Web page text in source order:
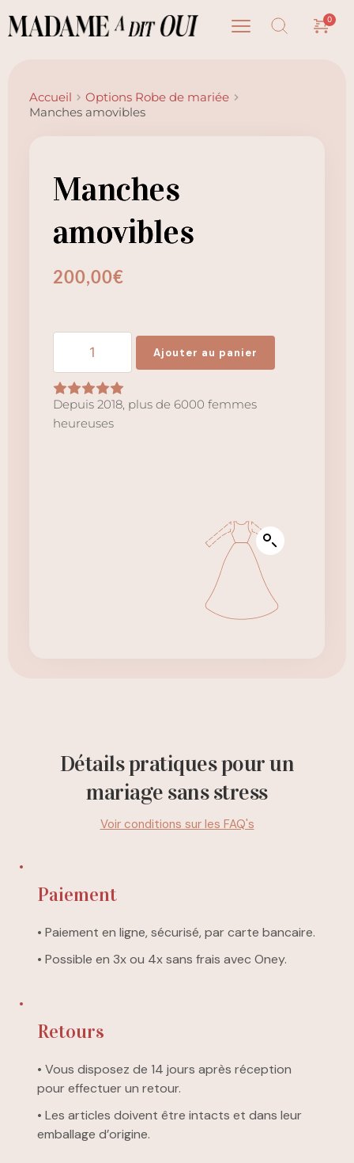
Accueil
Options Robe de mariée
Manches amovibles
Manches
amovibles
200,00€
Manches
amovibles
Ajouter au panier
Depuis 2018, plus de 6000 femmes
heureuses
Détails pratiques pour un
mariage sans stress
Voir conditions sur les FAQ's
Retours
• Vous disposez de 14 jours après réception
pour effectuer un retour.
• Les articles doivent être intacts et dans leur
emballage d’origine.
Paiement
• Paiement en ligne, sécurisé, par carte bancaire.
• Possible en 3x ou 4x sans frais avec Oney.